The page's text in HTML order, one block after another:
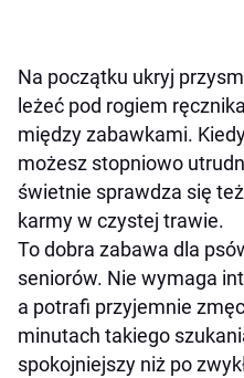
Na początku ukryj
leżeć pod rogiem
między zabawkami.
możesz stopniowo
świetnie sprawdza się
karmy w czystej trawie.
To dobra zabawa dla
seniorów. Nie wymaga
a potrafi przyjemnie
minutach takiego
spokojniejszy niż po